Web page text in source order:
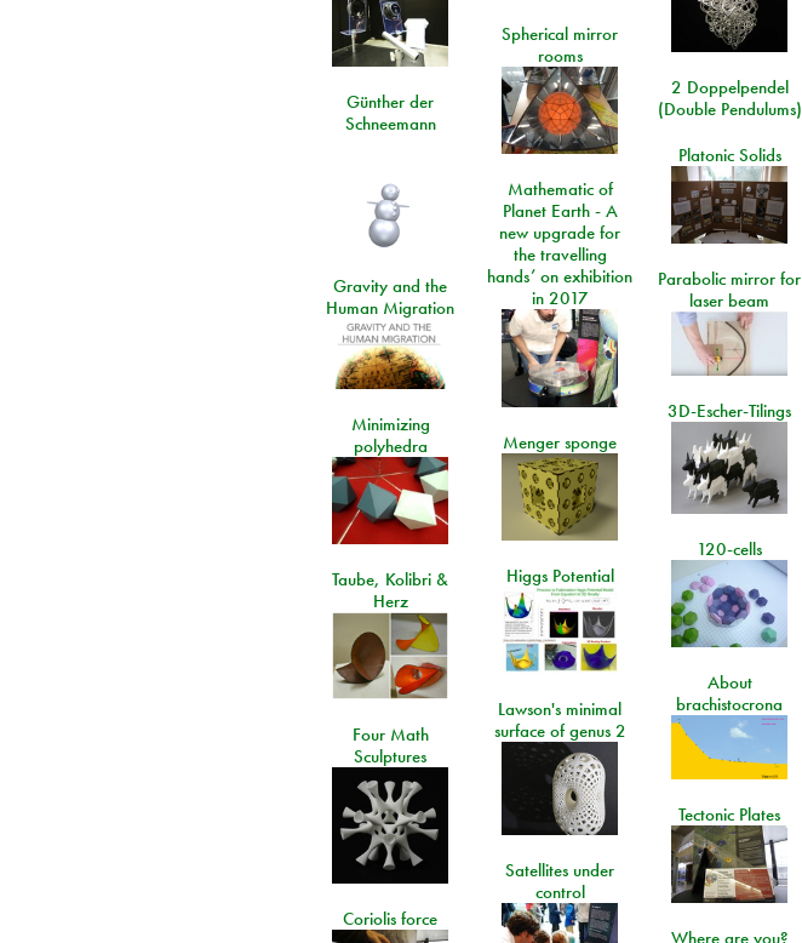
Spherical mirror
rooms
2 Doppelpendel
(Double Pendulums)
Günther der
Schneemann
Platonic Solids
Mathematic of
Planet Earth - A
new upgrade for
the travelling
hands’ on exhibition
in 2017
Parabolic mirror for
laser beam
Gravity and the
Human Migration
3D-Escher-Tilings
Minimizing
polyhedra
Menger sponge
120-cells
Higgs Potential
Taube, Kolibri &
Herz
About
brachistocrona
Lawson's minimal
surface of genus 2
Four Math
Sculptures
Tectonic Plates
Satellites under
control
Coriolis force
Where are you?